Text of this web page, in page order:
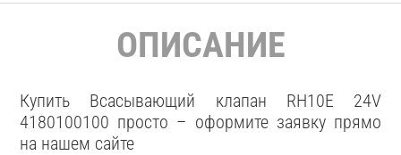
ОПИСАНИЕ
Купить Всасывающий клапан RH10E 24V
4180100100 просто – оформите заявку прямо
на нашем сайте